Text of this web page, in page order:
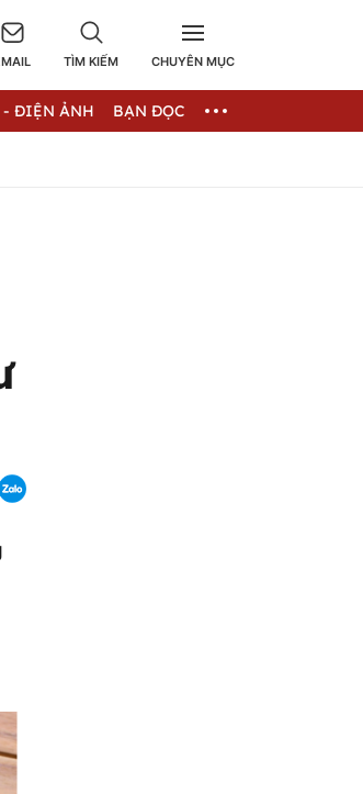
TÌM KIẾM CHUYÊN MỤC
- ĐIỆN ẢNH BẠN ĐỌC